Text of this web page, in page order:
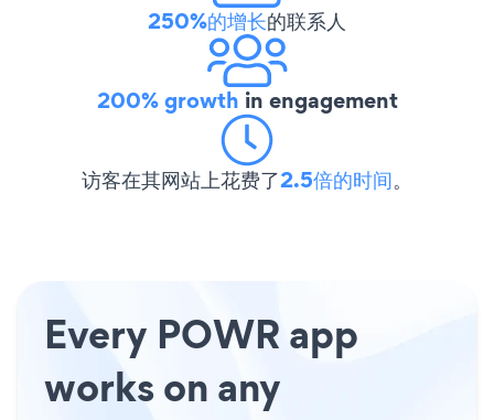
250%的增长的联系人
200% growth in engagement
访客在其网站上花费了2.5倍的时间。
Every POWR app
works on any